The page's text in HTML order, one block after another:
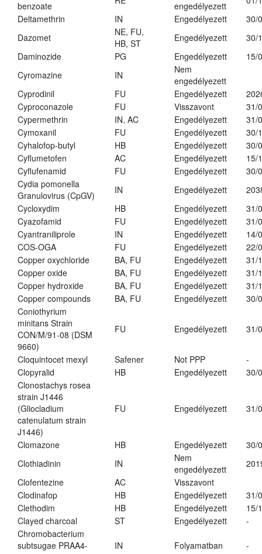
benzoate
engedélyezett
Deltamethrin
IN Engedélyezett
30/
Dazomet
NE, FU,
HB, ST
Engedélyezett
30/
Daminozide
PG Engedélyezett
15/
Cyromazine
IN
Nem
engedélyezett
Cyprodinil
FU Engedélyezett
Cyproconazole
FU Visszavont
31/
Cypermethrin
IN, AC Engedélyezett
31/
Cymoxanil
FU Engedélyezett
30/
Cyhalofop-butyl
HB Engedélyezett
30/
Cyflumetofen
AC Engedélyezett
15/
Cyflufenamid
FU Engedélyezett
30/
Cydia pomonella
Granulovirus (CpGV)
IN Engedélyezett
Cycloxydim
HB Engedélyezett
31/
Cyazofamid
FU Engedélyezett
31/
Cyantraniliprole
IN Engedélyezett
14/
COS-OGA
FU Engedélyezett
22/
Copper oxychloride
BA, FU Engedélyezett
31/
Copper oxide
BA, FU Engedélyezett
31/
Copper hydroxide
BA, FU Engedélyezett
31/
Copper compounds
BA, FU Engedélyezett
30/
Coniothyrium
minitans Strain
CON/M/91-08 (DSM
9660)
FU Engedélyezett 31/
Cloquintocet mexyl Safener Not PPP
-
Clopyralid
HB Engedélyezett
30/
Clonostachys rosea
strain J1446
(Gliocladium
catenulatum strain
J1446)
FU Engedélyezett 31/
Clomazone HB Engedélyezett
30/
Clothiadinin
IN
Nem
engedélyezett
Clofentezine
AC
Visszavont
Clodinafop
HB Engedélyezett
31/
Clethodim
HB Engedélyezett
15/
Clayed charcoal
ST Engedélyezett
-
Chromobacterium
subtsugae PRAA4-
IN Folyamatban -